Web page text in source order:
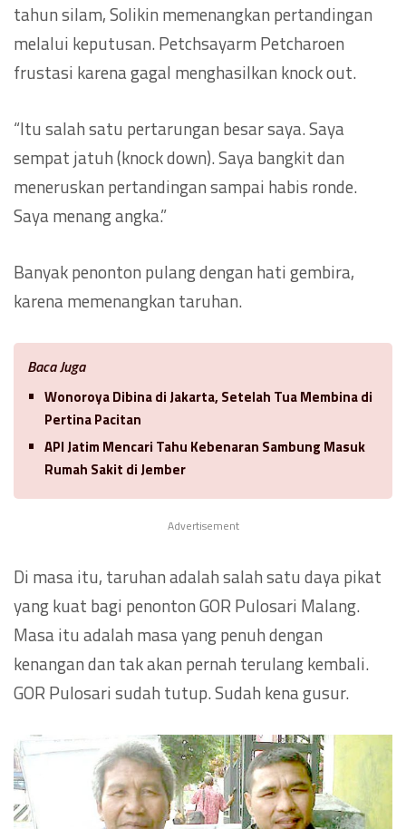
tahun silam, Solikin memenangkan pertandingan
melalui keputusan. Petchsayarm Petcharoen
frustasi karena gagal menghasilkan knock out.
“Itu salah satu pertarungan besar saya. Saya
sempat jatuh (knock down). Saya bangkit dan
meneruskan pertandingan sampai habis ronde.
Saya menang angka.”
Banyak penonton pulang dengan hati gembira,
karena memenangkan taruhan.
Baca Juga
Wonoroya Dibina di Jakarta, Setelah Tua Membina di
Pertina Pacitan
API Jatim Mencari Tahu Kebenaran Sambung Masuk
Rumah Sakit di Jember
Advertisement
Di masa itu, taruhan adalah salah satu daya pikat
yang kuat bagi penonton GOR Pulosari Malang.
Masa itu adalah masa yang penuh dengan
kenangan dan tak akan pernah terulang kembali.
GOR Pulosari sudah tutup. Sudah kena gusur.